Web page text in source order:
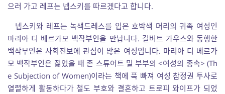
으러 가고 레프는 넵스키를 따르겠다고 합니다.
넵스키와 레프는 녹색드레스를 입은 호박색 머리의 귀족 여성인
마리아 디 베르가모 백작부인을 만납니다. 길버트 가우스와 동행한
백작부인은 사회진보에 관심이 많은 여성입니다. 마리아 디 베르가
모 백작부인은 젊었을 때 존 스튜어트 밀 부부의 <여성의 종속> (Th
e Subjection of Women)이라는 책에 푹 빠져 여성 참정권 투사로
열렬하게 활동하다가 철도 부호와 결혼하고 트로피 와이프가 되었